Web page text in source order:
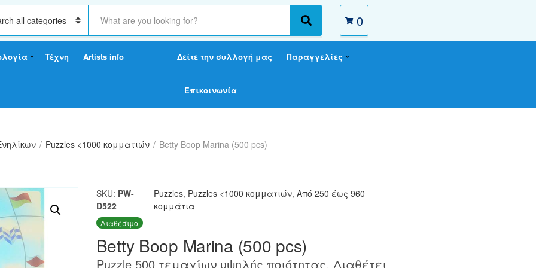
S
a
c
x
S
e
r
0
Τέχνη Artists info Δείτε την συλλογή μας Παραγγελίες
Επικοινωνία
/ Puzzles <1000 κομματιών / Betty Boop Marina (500 pcs)
SKU: PW-
D522
Puzzles, Puzzles <1000 κομματιών, Από 250 έως 960
κομμάτια
Διαθέσιμο
Betty Boop Marina (500 pcs)
Puzzle 500 τεμαχίων υψηλής ποιότητας. Διαθέτει